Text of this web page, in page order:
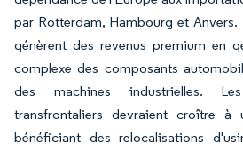
par Rotterdam, Hambourg et Anvers.
génèrent des revenus premium en
complexe des composants
des machines industrielles.
transfrontaliers devraient croître
bénéficiant des relocalisations